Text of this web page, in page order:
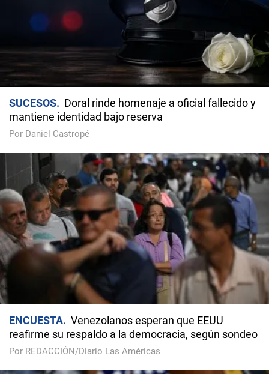
SUCESOS
Doral rinde homenaje a oficial fallecido y
mantiene identidad bajo reserva
Por Daniel Castropé
ENCUESTA
Venezolanos esperan que EEUU
reafirme su respaldo a la democracia, según sondeo
Por REDACCIÓN/Diario Las Américas